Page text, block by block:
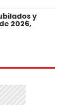
y
2026,